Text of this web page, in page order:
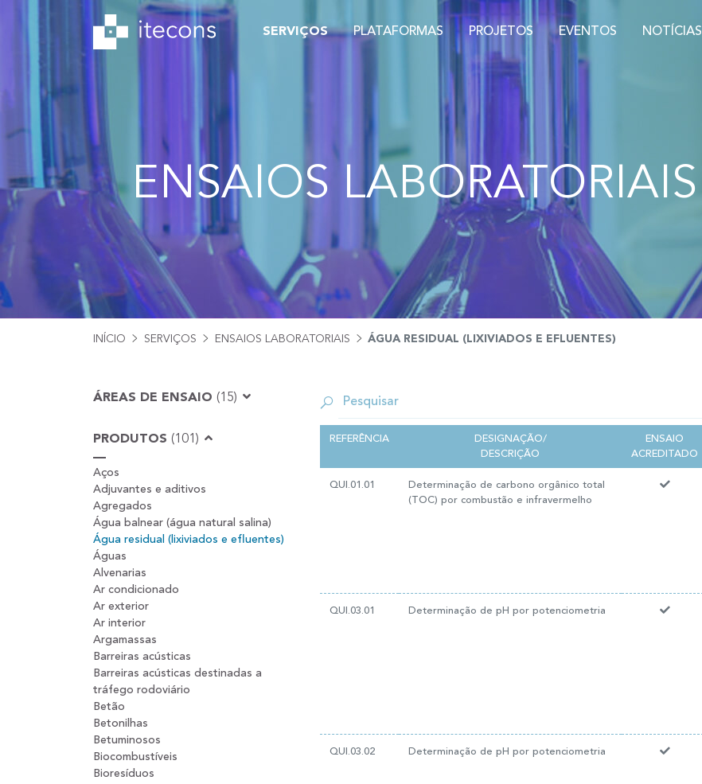
SERVIÇOS PLATAFORMAS PROJETOS EVENTOS NOTÍCIAS
ENSAIOS LABORATORIAIS
INÍCIO SERVIÇOS ENSAIOS LABORATORIAIS ÁGUA RESIDUAL (LIXIVIADOS E EFLUENTES)
ÁREAS DE ENSAIO (15)
PRODUTOS (101)
Aços
Adjuvantes e aditivos
Agregados
Água balnear (água natural salina)
Água residual (lixiviados e efluentes)
Águas
Alvenarias
Ar condicionado
Ar exterior
Ar interior
Argamassas
Barreiras acústicas
Barreiras acústicas destinadas a
tráfego rodoviário
Betão
Betonilhas
Betuminosos
Biocombustíveis
Bioresíduos
REFERÊNCIA
DESIGNAÇÃO/
DESCRIÇÃO
ENSAIO
ACREDITADO
QUI.01.01
Determinação de carbono orgânico total
(TOC) por combustão e infravermelho
QUI.03.01 Determinação de pH por potenciometria
QUI.03.02 Determinação de pH por potenciometria